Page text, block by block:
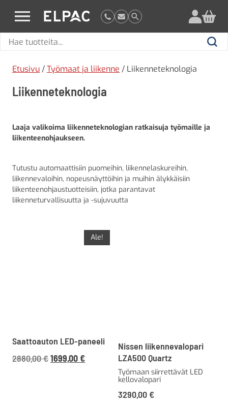
elpac.fi
Hae
Hae
Etusivu /Työmaat ja liikenne / Liikenneteknologia
Liikenneteknologia
Laaja valikoima liikenneteknologian ratkaisuja työmaille ja
liikenteenohjaukseen.
Tutustu automaattisiin puomeihin, liikennelaskureihin,
liikennevaloihin, nopeusnäyttöihin ja muihin älykkäisiin
liikenteenohjaustuotteisiin, jotka parantavat
liikenneturvallisuutta ja -sujuvuutta
Ale!
Saattoauton LED-paneeli
2880,00€Alkuperäinen
2880,00 €3614,40 €.
1699,00€Nykyinen
1699,00 €2132,25 €.
Nissen liikennevalopari
LZA500 Quartz
Työmaan siirrettävät LED
kellovalopari
3290,00 €